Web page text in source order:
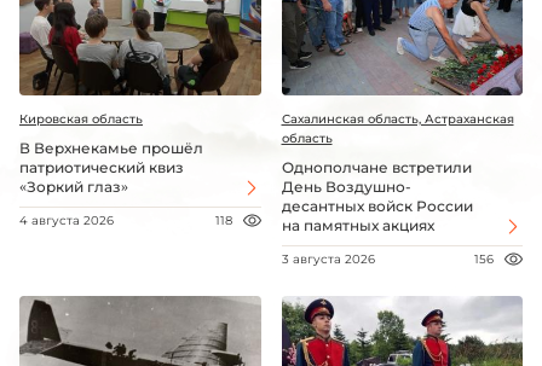
Кировская область
В Верхнекамье прошёл
патриотический квиз
«Зоркий глаз»
4 августа 2026 118
Сахалинская область, Астраханская
область
Однополчане встретили
День Воздушно-
десантных войск России
на памятных акциях
3 августа 2026 156